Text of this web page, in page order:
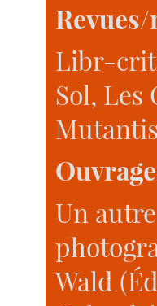
Libr-
Sol,
Un
Wald